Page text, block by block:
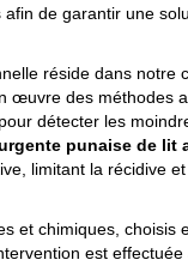
de garantir une
réside dans notre
œuvre des méthodes
détecter les
punaise de lit
limitant la récidive
et chimiques, choisis
est effectuée